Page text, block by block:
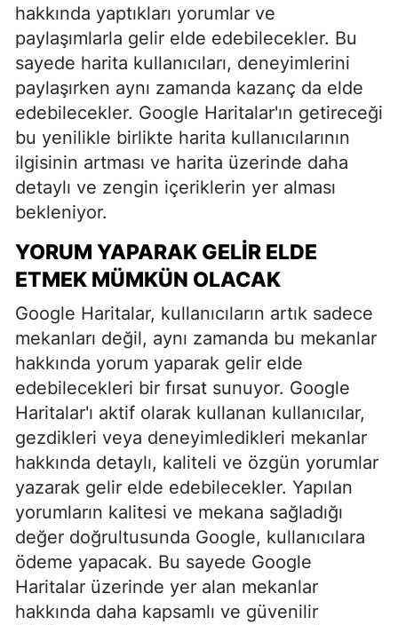
hakkında yaptıkları yorumlar ve
paylaşımlarla gelir elde edebilecekler. Bu
sayede harita kullanıcıları, deneyimlerini
paylaşırken aynı zamanda kazanç da elde
edebilecekler. Google Haritalar'ın getireceği
bu yenilikle birlikte harita kullanıcılarının
ilgisinin artması ve harita üzerinde daha
detaylı ve zengin içeriklerin yer alması
bekleniyor.
YORUM YAPARAK GELIR ELDE
ETMEK MÜMKÜN OLACAK
Google Haritalar, kullanıcıların artık sadece
mekanları değil, aynı zamanda bu mekanlar
hakkında yorum yaparak gelir elde
edebilecekleri bir fırsat sunuyor. Google
Haritalar'ı aktif olarak kullanan kullanıcılar,
gezdikleri veya deneyimledikleri mekanlar
hakkında detaylı, kaliteli ve özgün yorumlar
yazarak gelir elde edebilecekler. Yapılan
yorumların kalitesi ve mekana sağladığı
değer doğrultusunda Google, kullanıcılara
ödeme yapacak. Bu sayede Google
Haritalar üzerinde yer alan mekanlar
hakkında daha kapsamlı ve güvenilir